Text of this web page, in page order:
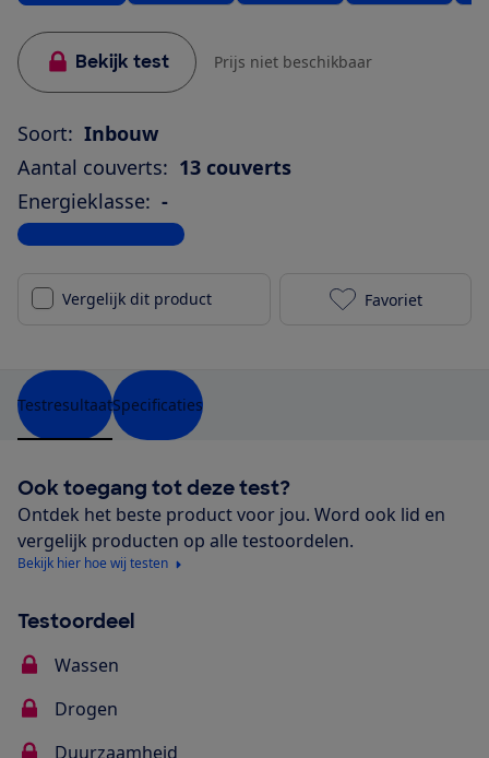
Bekijk test Prijs niet beschikbaar
Soort: Inbouw
Aantal couverts: 13 couverts
Energieklasse: -
Bekijk alle specificaties
Vergelijk dit product Bosch
Favoriet
TestresultaatSpecificaties
Ook toegang tot deze test?
Ontdek het beste product voor jou. Word ook lid en
vergelijk producten op alle testoordelen.
Bekijk hier hoe wij testen
Testoordeel
Wassen
Drogen
Duurzaamheid